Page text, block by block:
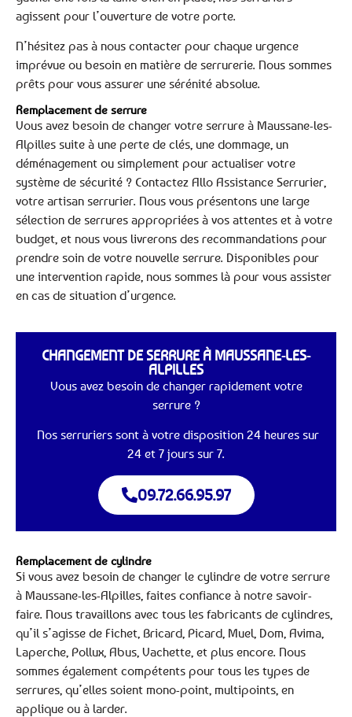
agissent pour l’ouverture de votre porte.
N’hésitez pas à nous contacter pour chaque urgence
imprévue ou besoin en matière de serrurerie. Nous sommes
prêts pour vous assurer une sérénité absolue.
Remplacement de serrure
Vous avez besoin de changer votre serrure à Maussane-les-
Alpilles suite à une perte de clés, une dommage, un
déménagement ou simplement pour actualiser votre
système de sécurité ? Contactez Allo Assistance Serrurier,
votre artisan serrurier. Nous vous présentons une large
sélection de serrures appropriées à vos attentes et à votre
budget, et nous vous livrerons des recommandations pour
prendre soin de votre nouvelle serrure. Disponibles pour
une intervention rapide, nous sommes là pour vous assister
en cas de situation d’urgence.
CHANGEMENT DE SERRURE À MAUSSANE-LES-
ALPILLES
Vous avez besoin de changer rapidement votre
serrure ?
Nos serruriers sont à votre disposition 24 heures sur
24 et 7 jours sur 7.
09.72.66.95.97
Remplacement de cylindre
Si vous avez besoin de changer le cylindre de votre serrure
à Maussane-les-Alpilles, faites confiance à notre savoir-
faire. Nous travaillons avec tous les fabricants de cylindres,
qu’il s’agisse de Fichet, Bricard, Picard, Muel, Dom, Avima,
Laperche, Pollux, Abus, Vachette, et plus encore. Nous
sommes également compétents pour tous les types de
serrures, qu’elles soient mono-point, multipoints, en
applique ou à larder.